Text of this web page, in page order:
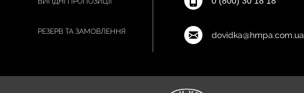
РЕЗЕРВ ТА ЗАМОВЛЕННЯ dovidka@hmpa.com.ua